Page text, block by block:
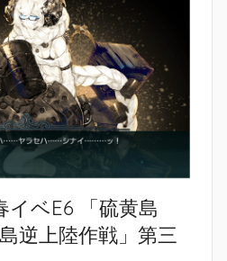
イベE6 「硫黄島
逆上陸作戦」第三